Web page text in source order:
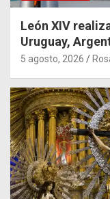
León XIV
Uruguay,
5 agosto, 2026